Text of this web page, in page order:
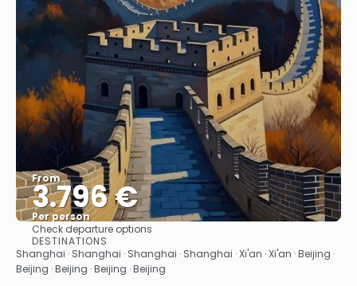
From
3.796 €
Per person
Check departure options
DESTINATIONS
Shanghai · Shanghai · Shanghai · Shanghai · Xi'an · Xi'an · Beijing ·
Beijing · Beijing · Beijing · Beijing